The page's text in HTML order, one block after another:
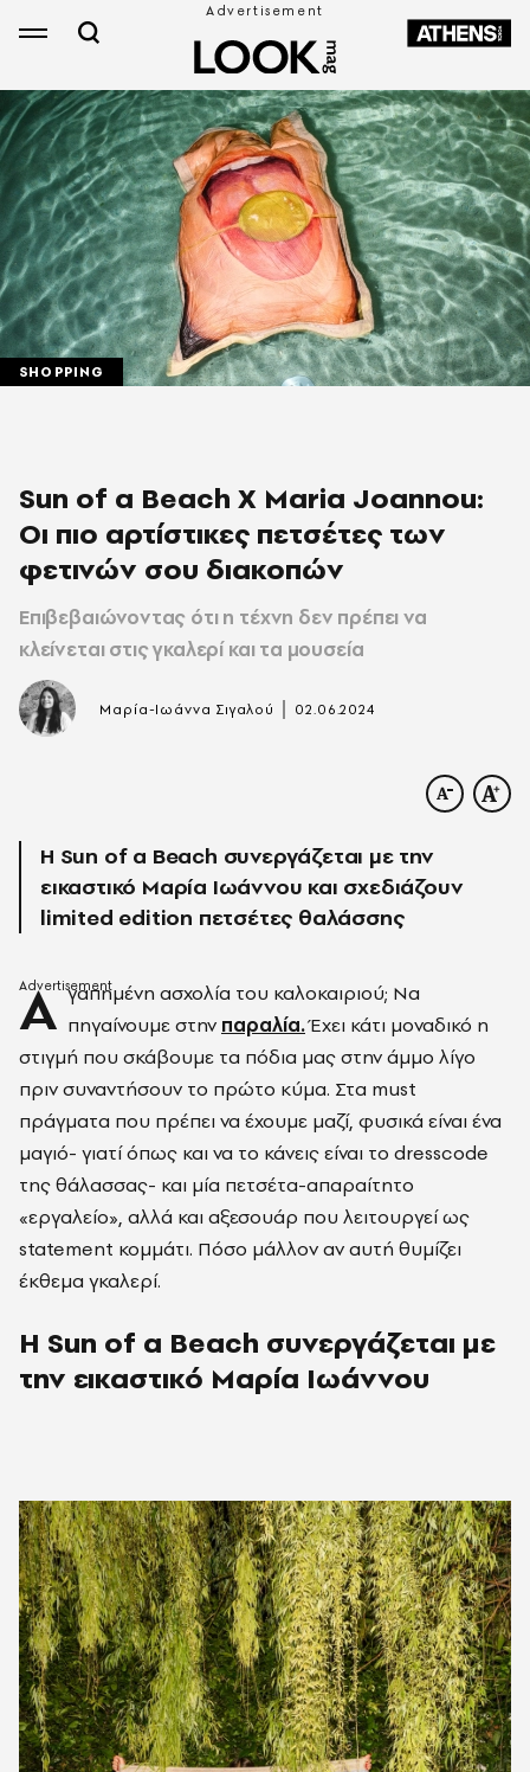
SHOPPING
Sun of a Beach X Maria Joannou:
Οι πιο αρτίστικες πετσέτες των
φετινών σου διακοπών
Επιβεβαιώνοντας ότι η τέχνη δεν πρέπει να
κλείνεται στις γκαλερί και τα μουσεία
Μαρία-Ιωάννα Σιγαλού 02.06.2024
Η Sun of a Beach συνεργάζεται με την
εικαστικό Μαρία Ιωάννου και σχεδιάζουν
limited edition πετσέτες θαλάσσης
Α γαπημένη ασχολία του καλοκαιριού; Να
πηγαίνουμε στην παραλία.Έχει κάτι μοναδικό η
στιγμή που σκάβουμε τα πόδια μας στην άμμο λίγο
πριν συναντήσουν το πρώτο κύμα. Στα must
πράγματα που πρέπει να έχουμε μαζί, φυσικά είναι ένα
μαγιό- γιατί όπως και να το κάνεις είναι το dresscode
της θάλασσας- και μία πετσέτα-απαραίτητο
«εργαλείο», αλλά και αξεσουάρ που λειτουργεί ως
statement κομμάτι. Πόσο μάλλον αν αυτή θυμίζει
έκθεμα γκαλερί.
Η Sun of a Beach συνεργάζεται με
την εικαστικό Μαρία Ιωάννου